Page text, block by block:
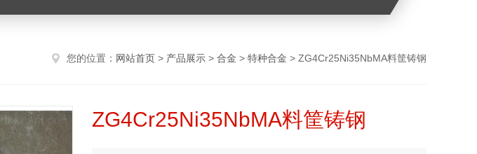
您的位置： 网站首页 > 产品展示 > 合金 > 特种合金 > ZG4Cr25Ni35NbMA料筐铸钢
ZG4Cr25Ni35NbMA料筐铸钢